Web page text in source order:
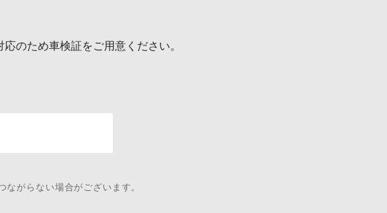
のため車検証をご用意ください。
がらない場合がございます。